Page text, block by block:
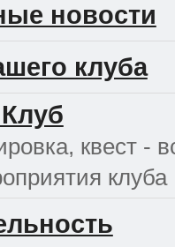
новости
клуба
квест -
клуба